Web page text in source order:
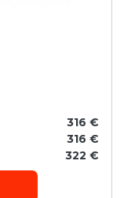
316 €
316 €
322 €